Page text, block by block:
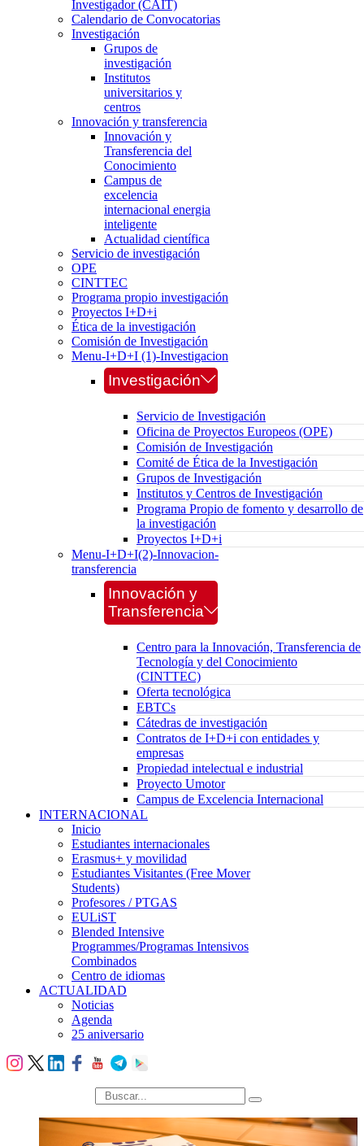
Investigador (CAIT)
Calendario de Convocatorias
Investigación
Grupos de
investigación
Institutos
universitarios y
centros
Innovación y transferencia
Innovación y
Transferencia del
Conocimiento
Campus de
excelencia
internacional energia
inteligente
Actualidad científica
Servicio de investigación
OPE
CINTTEC
Programa propio investigación
Proyectos I+D+i
Ética de la investigación
Comisión de Investigación
Menu-I+D+I (1)-Investigacion
Investigación
Servicio de Investigación
Oficina de Proyectos Europeos (OPE)
Comisión de Investigación
Comité de Ética de la Investigación
Grupos de Investigación
Institutos y Centros de Investigación
Programa Propio de fomento y desarrollo de
la investigación
Proyectos I+D+i
Menu-I+D+I(2)-Innovacion-
transferencia
Innovación y
Transferencia
Centro para la Innovación, Transferencia de
Tecnología y del Conocimiento
(CINTTEC)
Oferta tecnológica
EBTCs
Cátedras de investigación
Contratos de I+D+i con entidades y
empresas
Propiedad intelectual e industrial
Proyecto Umotor
Campus de Excelencia Internacional
INTERNACIONAL
Inicio
Estudiantes internacionales
Erasmus+ y movilidad
Estudiantes Visitantes (Free Mover
Students)
Profesores / PTGAS
EULiST
Blended Intensive
Programmes/Programas Intensivos
Combinados
Centro de idiomas
ACTUALIDAD
Noticias
Agenda
25 aniversario
búsqueda